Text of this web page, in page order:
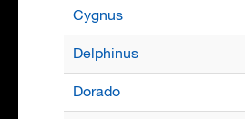
Cygnus
Delphinus
Dorado